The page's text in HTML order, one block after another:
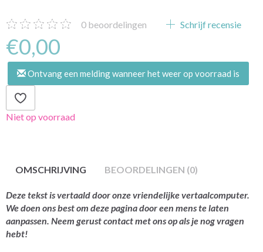
0 beoordelingen Schrijf recensie
€0,00
Ontvang een melding wanneer het weer op voorraad is
Niet op voorraad
OMSCHRIJVING BEOORDELINGEN (0)
Deze tekst is vertaald door onze vriendelijke vertaalcomputer.
We doen ons best om deze pagina door een mens te laten
aanpassen. Neem gerust contact met ons op als je nog vragen
hebt!